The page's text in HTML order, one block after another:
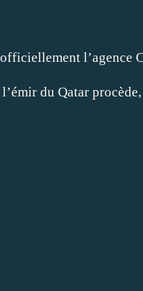
du Qatar